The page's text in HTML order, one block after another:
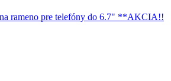
rameno pre telefóny do 6.7" **AKCIA!!